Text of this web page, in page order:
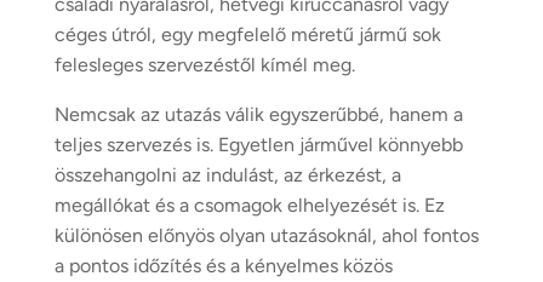
céges útról, egy megfelelő méretű jármű sok
felesleges szervezéstől kímél meg.
Nemcsak az utazás válik egyszerűbbé, hanem a
teljes szervezés is. Egyetlen járművel könnyebb
összehangolni az indulást, az érkezést, a
megállókat és a csomagok elhelyezését is. Ez
különösen előnyös olyan utazásoknál, ahol fontos
a pontos időzítés és a kényelmes közös